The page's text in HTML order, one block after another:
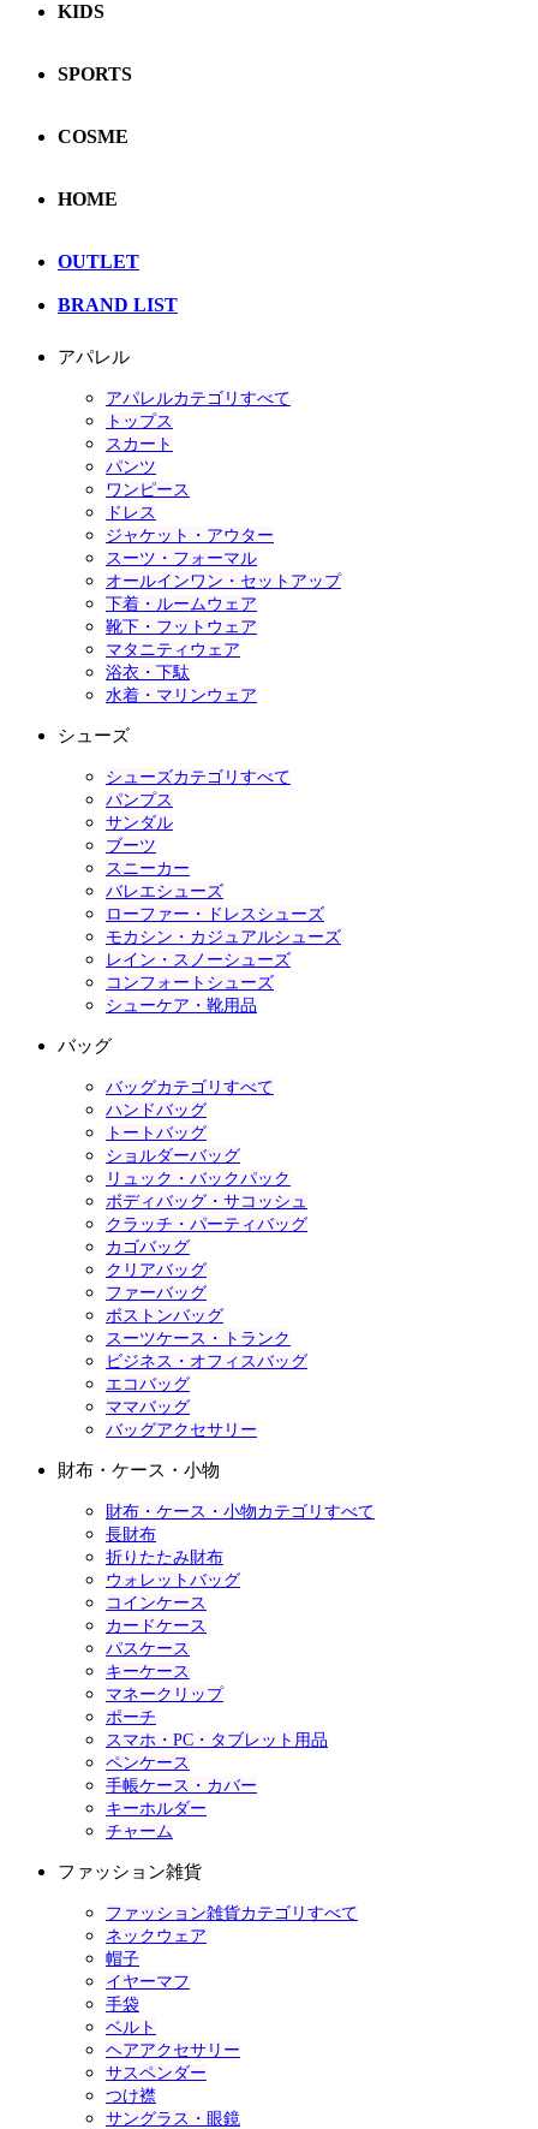
KIDS
SPORTS
COSME
HOME
OUTLET
BRAND LIST
アパレル
アパレルカテゴリすべて
トップス
スカート
パンツ
ワンピース
ドレス
ジャケット・アウター
スーツ・フォーマル
オールインワン・セットアップ
下着・ルームウェア
靴下・フットウェア
マタニティウェア
浴衣・下駄
水着・マリンウェア
シューズ
シューズカテゴリすべて
パンプス
サンダル
ブーツ
スニーカー
バレエシューズ
ローファー・ドレスシューズ
モカシン・カジュアルシューズ
レイン・スノーシューズ
コンフォートシューズ
シューケア・靴用品
バッグ
バッグカテゴリすべて
ハンドバッグ
トートバッグ
ショルダーバッグ
リュック・バックパック
ボディバッグ・サコッシュ
クラッチ・パーティバッグ
カゴバッグ
クリアバッグ
ファーバッグ
ボストンバッグ
スーツケース・トランク
ビジネス・オフィスバッグ
エコバッグ
ママバッグ
バッグアクセサリー
財布・ケース・小物
財布・ケース・小物カテゴリすべて
長財布
折りたたみ財布
ウォレットバッグ
コインケース
カードケース
パスケース
キーケース
マネークリップ
ポーチ
スマホ・PC・タブレット用品
ペンケース
手帳ケース・カバー
キーホルダー
チャーム
ファッション雑貨
ファッション雑貨カテゴリすべて
ネックウェア
帽子
イヤーマフ
手袋
ベルト
ヘアアクセサリー
サスペンダー
つけ襟
サングラス・眼鏡